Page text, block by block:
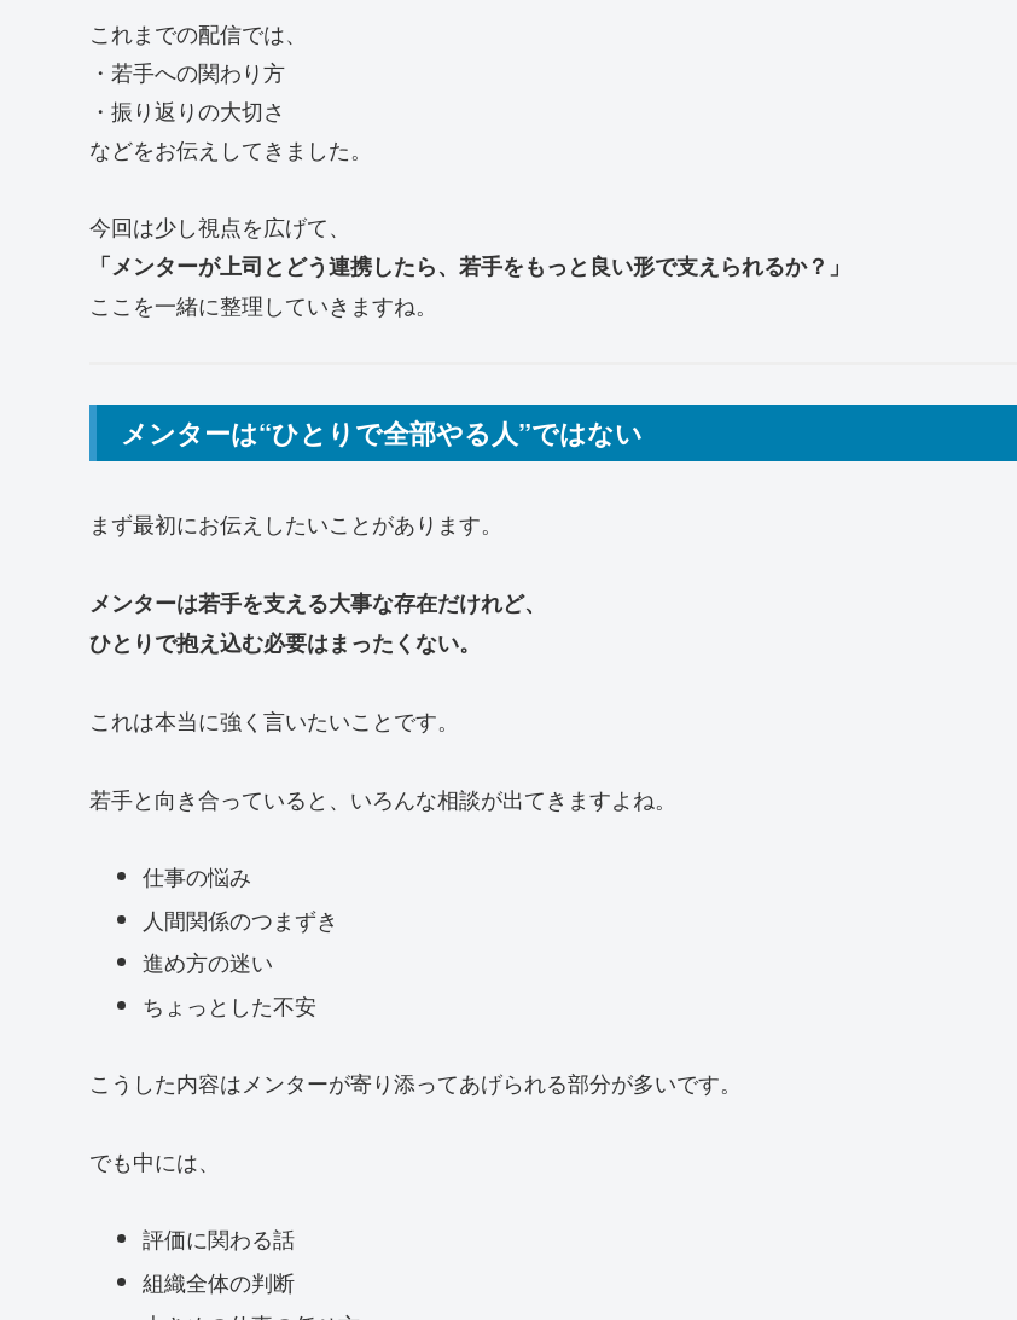
これまでの配信では、
・若手への関わり方
・振り返りの大切さ
などをお伝えしてきました。
今回は少し視点を広げて、
「メンターが上司とどう連携したら、若手をもっと良い形で支えられるか？」
ここを一緒に整理していきますね。
メンターは“ひとりで全部やる人”ではない
まず最初にお伝えしたいことがあります。
メンターは若手を支える大事な存在だけれど、
ひとりで抱え込む必要はまったくない。
これは本当に強く言いたいことです。
若手と向き合っていると、いろんな相談が出てきますよね。
仕事の悩み
人間関係のつまずき
進め方の迷い
ちょっとした不安
こうした内容はメンターが寄り添ってあげられる部分が多いです。
でも中には、
評価に関わる話
組織全体の判断